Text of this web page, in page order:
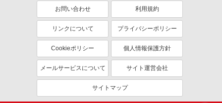
お問い合わせ 利用規約
リンクについて プライバシーポリシー
Cookieポリシー 個人情報保護方針
メールサービスについて サイト運営会社
サイトマップ